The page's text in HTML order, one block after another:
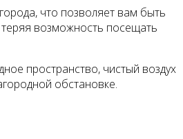
что позволяет вам быть
возможность посещать
пространство, чистый воздух
обстановке.